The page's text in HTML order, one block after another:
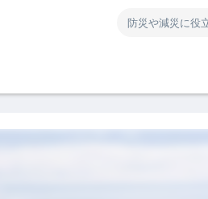
防災や減災に役